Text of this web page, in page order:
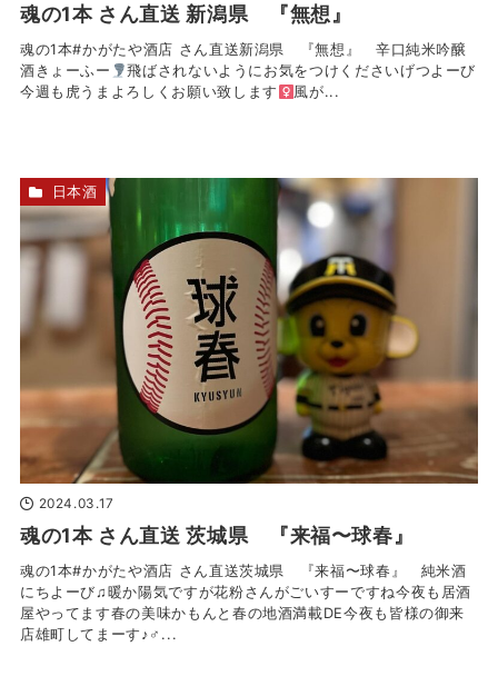
魂の1本 さん直送 新潟県 『無想』
魂の1本#かがたや酒店 さん直送新潟県 『無想』 辛口純米吟醸
酒きょーふー
飛ばされないようにお気をつけくださいげつよーび
今週も虎うまよろしくお願い致します‍
風が...
2024.03.17
魂の1本 さん直送 茨城県 『来福〜球春』
魂の1本#かがたや酒店 さん直送茨城県 『来福〜球春』 純米酒
にちよーび♫暖か陽気ですが花粉さんがごいすーですね今夜も居酒
屋やってます春の美味かもんと春の地酒満載DE今夜も皆様の御来
店雄町してまーす♪‍♂...
日本酒